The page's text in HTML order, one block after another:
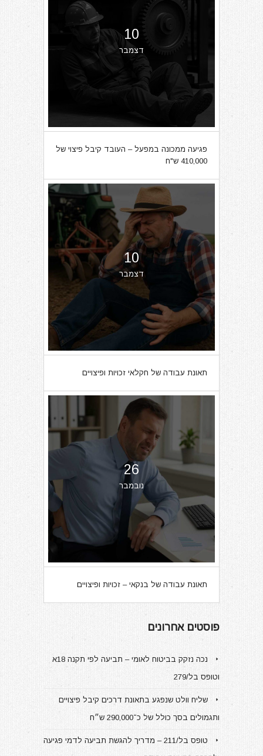
10
דצמבר
פגיעה ממכונה במפעל – העובד קיבל פיצוי של
410,000 ש"ח
10
דצמבר
תאונת עבודה של חקלאי זכויות ופיצויים
26
נובמבר
תאונת עבודה של בנקאי – זכויות ופיצויים
פוסטים אחרונים
נכה נזקק בביטוח לאומי – תביעה לפי תקנה 18א
וטופס בל/279
שליח וולט שנפגע בתאונת דרכים קיבל פיצויים
ותגמולים בסך כולל של כ־290,000 ש״ח
טופס בל/211 – מדריך להגשת תביעה לדמי פגיעה